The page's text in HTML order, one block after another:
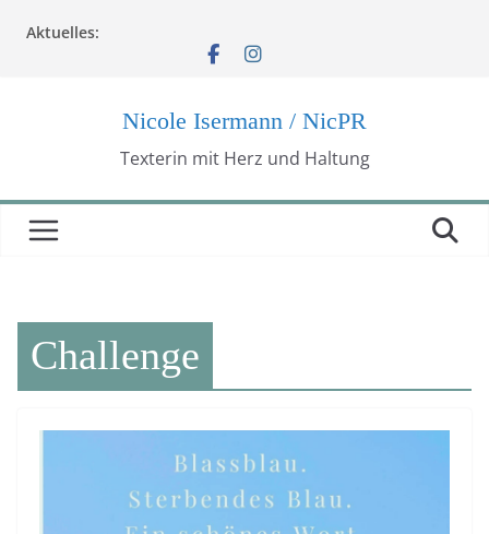
Inhalt
Aktuelles:
Nicole Isermann / NicPR
Texterin mit Herz und Haltung
Challenge